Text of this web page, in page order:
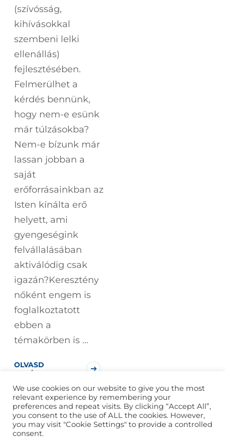
(szívósság,
kihívásokkal
szembeni lelki
ellenállás)
fejlesztésében.
Felmerülhet a
kérdés bennünk,
hogy nem-e esünk
már túlzásokba?
Nem-e bízunk már
lassan jobban a
saját
erőforrásainkban az
Isten kínálta erő
helyett, ami
gyengeségink
felvállalásában
aktiválódig csak
igazán?Keresztény
nőként engem is
foglalkoztatott
ebben a
témakörben is …
OLVASD
TOVÁBB!
We use cookies on our website to give you the most
relevant experience by remembering your
preferences and repeat visits. By clicking “Accept All”,
you consent to the use of ALL the cookies. However,
you may visit "Cookie Settings" to provide a controlled
consent.